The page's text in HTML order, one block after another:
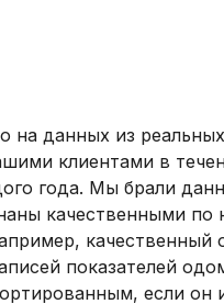
на данных из
клиентами в
года. Мы брали
качественными
качественный
показателей
если он